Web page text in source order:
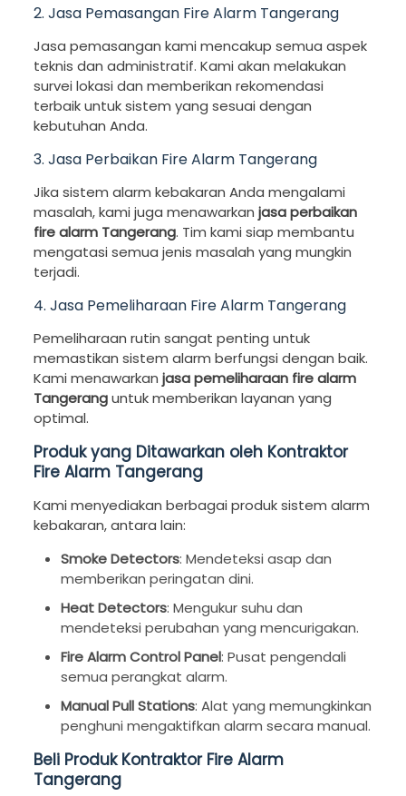
2. Jasa Pemasangan Fire Alarm Tangerang
Jasa pemasangan kami mencakup semua aspek
teknis dan administratif. Kami akan melakukan
survei lokasi dan memberikan rekomendasi
terbaik untuk sistem yang sesuai dengan
kebutuhan Anda.
3. Jasa Perbaikan Fire Alarm Tangerang
Jika sistem alarm kebakaran Anda mengalami
masalah, kami juga menawarkan jasa perbaikan
fire alarm Tangerang. Tim kami siap membantu
mengatasi semua jenis masalah yang mungkin
terjadi.
4. Jasa Pemeliharaan Fire Alarm Tangerang
Pemeliharaan rutin sangat penting untuk
memastikan sistem alarm berfungsi dengan baik.
Kami menawarkan jasa pemeliharaan fire alarm
Tangeranguntuk memberikan layanan yang
optimal.
Produk yang Ditawarkan oleh Kontraktor
Fire Alarm Tangerang
Kami menyediakan berbagai produk sistem alarm
kebakaran, antara lain:
Smoke Detectors: Mendeteksi asap dan
memberikan peringatan dini.
Heat Detectors: Mengukur suhu dan
mendeteksi perubahan yang mencurigakan.
Fire Alarm Control Panel: Pusat pengendali
semua perangkat alarm.
Manual Pull Stations: Alat yang memungkinkan
penghuni mengaktifkan alarm secara manual.
Beli Produk Kontraktor Fire Alarm
Tangerang